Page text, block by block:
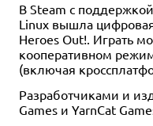
Pathfinder. НРИ. Вторая
редакция. Основная книга
4 990 ₽
В Steam с
Linux вышла
Heroes Out!. Играть
кооперативном
(включая
Разработчиками и
Games и YarnCat